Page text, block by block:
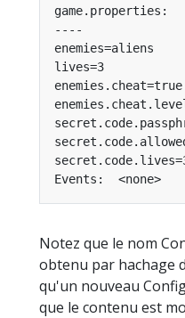
Notez que le nom
obtenu par hachage
qu'un nouveau
que le contenu est